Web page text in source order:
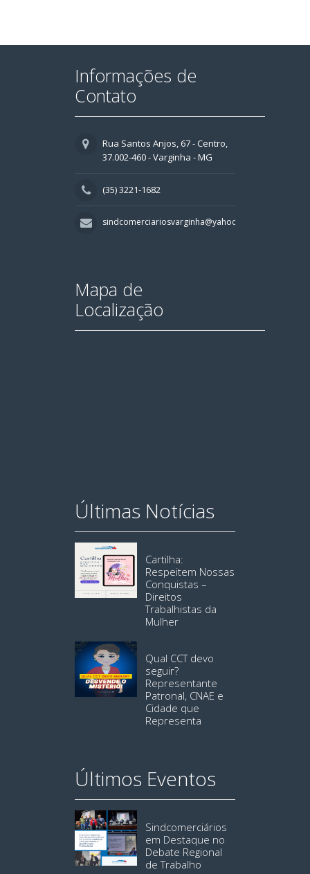
Informações de
Contato
Rua Santos Anjos, 67 - Centro,
37.002-460 - Varginha - MG
(35) 3221-1682
sindcomerciariosvarginha@yahoo.com.br
Mapa de
Localização
Últimas Notícias
Cartilha:
Respeitem Nossas
Conquistas –
Direitos
Trabalhistas da
Mulher
Qual CCT devo
seguir?
Representante
Patronal, CNAE e
Cidade que
Representa
Últimos Eventos
Sindcomerciários
em Destaque no
Debate Regional
de Trabalho